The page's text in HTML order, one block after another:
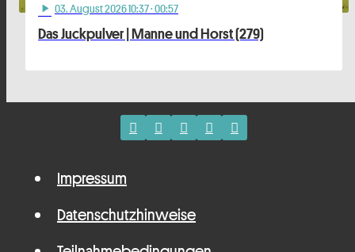
play_arrow 03. August 2026 10:37· 00:57
Das Juckpulver | Manne und Horst (279)
Impressum
Datenschutzhinweise